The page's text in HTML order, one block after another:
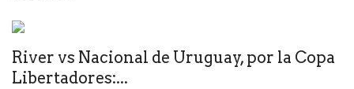
River vs Nacional de Uruguay, por la Copa
Libertadores:...